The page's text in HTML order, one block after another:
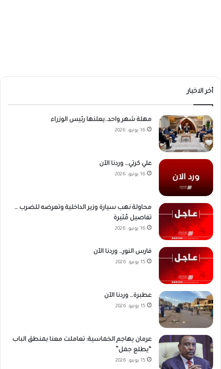
أخر الاخبار
مهلة شهر واحد..يعلنها رئيس الوزراء
16 يونيو، 2026
علي كرتي… وردنا الآن
16 يونيو، 2026
محاولة نهب سيارة وزير الداخلية وتعرضه للضرب …
تفاصيل مُثيرة
16 يونيو، 2026
فارس النور… وردنا الآن
15 يونيو، 2026
عطبرة… وردنا الآن
15 يونيو، 2026
عرمان يهاجم الخماسية: تعاملت معنا بمنطق الباب
“يطلع جمل”
15 يونيو، 2026